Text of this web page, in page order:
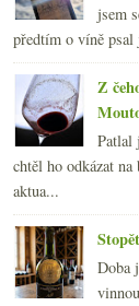
jsem
předtím o víně
Z
Patlal
chtěl ho odkázat
aktua...
Doba